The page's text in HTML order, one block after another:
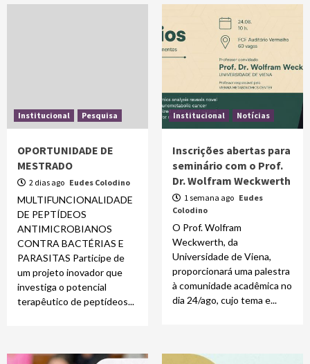
Institucional Pesquisa
OPORTUNIDADE DE
MESTRADO
2 dias ago Eudes Colodino
MULTIFUNCIONALIDADE
DE PEPTÍDEOS
ANTIMICROBIANOS
CONTRA BACTÉRIAS E
PARASITAS Participe de
um projeto inovador que
investiga o potencial
terapêutico de peptídeos...
Institucional Notícias
Inscrições abertas para
seminário com o Prof.
Dr. Wolfram Weckwerth
1 semana ago Eudes
Colodino
O Prof. Wolfram
Weckwerth, da
Universidade de Viena,
proporcionará uma palestra
à comunidade acadêmica no
dia 24/ago, cujo tema e...